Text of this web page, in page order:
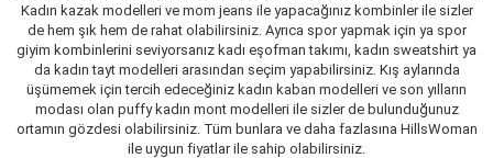
Kadın kazak modelleri ve mom jeans ile yapacağınız kombinler ile sizler
de hem şık hem de rahat olabilirsiniz. Ayrıca spor yapmak için ya spor
giyim kombinlerini seviyorsanız kadı eşofman takımı, kadın sweatshirt ya
da kadın tayt modelleri arasından seçim yapabilirsiniz. Kış aylarında
üşümemek için tercih edeceğiniz kadın kaban modelleri ve son yılların
modası olan puffy kadın mont modelleri ile sizler de bulunduğunuz
ortamın gözdesi olabilirsiniz. Tüm bunlara ve daha fazlasına HillsWoman
ile uygun fiyatlar ile sahip olabilirsiniz.